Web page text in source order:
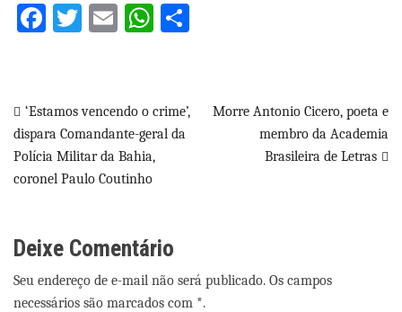
Facebook
Twitter
EmailWhatsApp
Navegação
de
Post
‘Estamos vencendo o crime’,
dispara Comandante-geral da
Polícia Militar da Bahia,
coronel Paulo Coutinho
Morre Antonio Cicero, poeta e
membro da Academia
Brasileira de Letras
Deixe Comentário
Seu endereço de e-mail não será publicado. Os campos
necessários são marcados com *.